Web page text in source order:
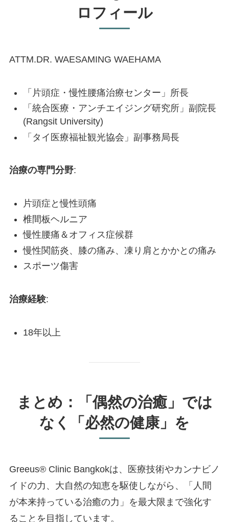
ロフィール
ATTM.DR. WAESAMING WAEHAMA
「片頭症・慢性腰痛治療センター」所長
「統合医療・アンチエイジング研究所」副院長
(Rangsit University)
「タイ医療福祉観光協会」副事務局長
治療の専門分野:
片頭症と慢性頭痛
椎間板ヘルニア
慢性腰痛＆オフィス症候群
慢性関筋炎、膝の痛み、凍り肩とかかとの痛み
スポーツ傷害
治療経験:
18年以上
まとめ：「偶然の治癒」では
なく「必然の健康」を
Greeus®︎ Clinic Bangkokは、医療技術やカンナビノ
イドの力、大自然の知恵を駆使しながら、「人間
が本来持っている治癒の力」を最大限まで強化す
ることを目指しています。